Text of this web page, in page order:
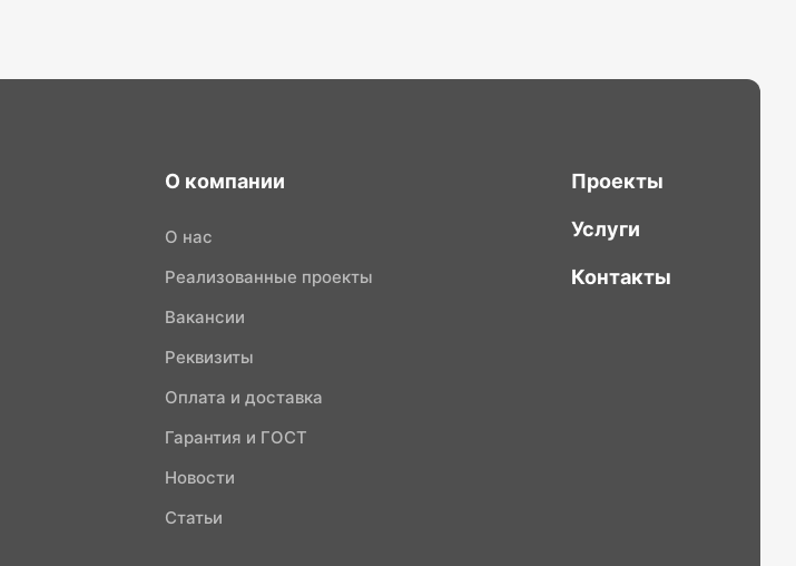
О компании
О нас
Реализованные проекты
Вакансии
Реквизиты
Оплата и доставка
Гарантия и ГОСТ
Новости
Статьи
Проекты
Услуги
Контакты